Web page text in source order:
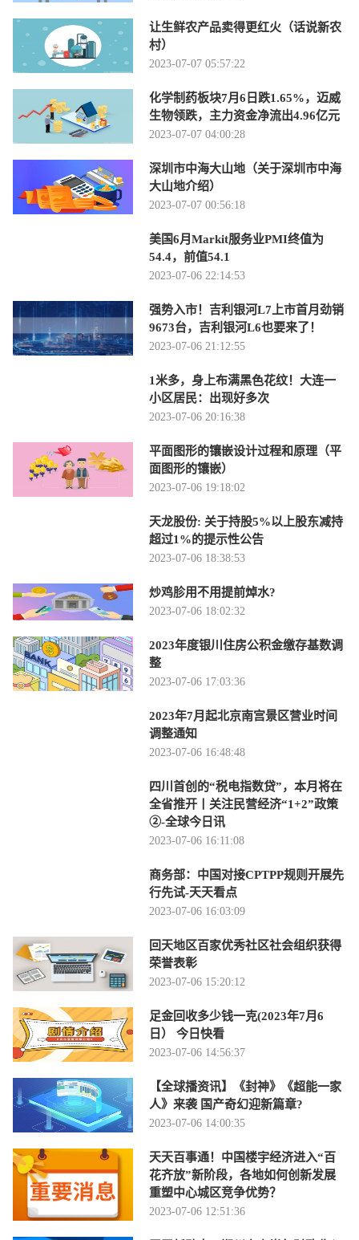
让生鲜农产品卖得更红火（话说新农
村）
2023-07-07 05:57:22
化学制药板块7月6日跌1.65%，迈威
生物领跌，主力资金净流出4.96亿元
2023-07-07 04:00:28
深圳市中海大山地（关于深圳市中海
大山地介绍）
2023-07-07 00:56:18
美国6月Markit服务业PMI终值为
54.4，前值54.1
2023-07-06 22:14:53
强势入市！吉利银河L7上市首月劲销
9673台，吉利银河L6也要来了！
2023-07-06 21:12:55
1米多，身上布满黑色花纹！大连一
小区居民：出现好多次
2023-07-06 20:16:38
平面图形的镶嵌设计过程和原理（平
面图形的镶嵌）
2023-07-06 19:18:02
天龙股份: 关于持股5%以上股东减持
超过1%的提示性公告
2023-07-06 18:38:53
炒鸡胗用不用提前焯水?
2023-07-06 18:02:32
2023年度银川住房公积金缴存基数调
整
2023-07-06 17:03:36
2023年7月起北京南宫景区营业时间
调整通知
2023-07-06 16:48:48
四川首创的“税电指数贷”，本月将在
全省推开丨关注民营经济“1+2”政策
②-全球今日讯
2023-07-06 16:11:08
商务部：中国对接CPTPP规则开展先
行先试-天天看点
2023-07-06 16:03:09
回天地区百家优秀社区社会组织获得
荣誉表彰
2023-07-06 15:20:12
足金回收多少钱一克(2023年7月6
日） 今日快看
2023-07-06 14:56:37
【全球播资讯】《封神》《超能一家
人》来袭 国产奇幻迎新篇章?
2023-07-06 14:00:35
天天百事通！中国楼宇经济进入“百
花齐放”新阶段，各地如何创新发展
重塑中心城区竞争优势？
2023-07-06 12:51:36